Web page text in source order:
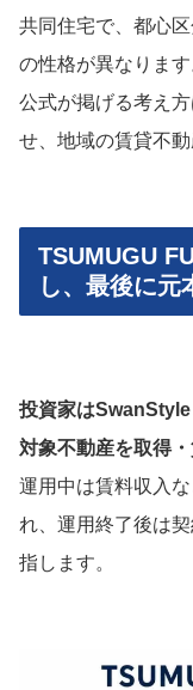
共同住宅で、都心
の性格が異なります
公式が掲げる考え
せ、地域の賃貸不
TSUMUGU
し、最後に元
投資家は
対象不動産を取得・
運用中は賃料収入
れ、運用終了後は
指します。